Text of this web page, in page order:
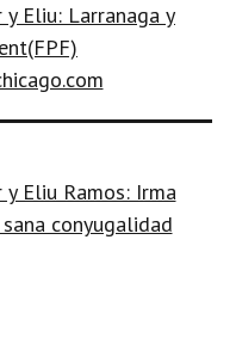
Eliu: Larranaga y
Eliu Ramos: Irma
conyugalidad